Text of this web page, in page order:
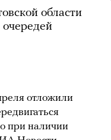
области
отложили
при наличии